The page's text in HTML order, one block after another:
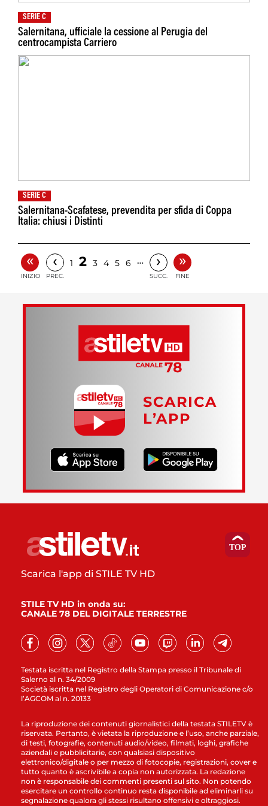
SERIE C
Salernitana, ufficiale la cessione al Perugia del
centrocampista Carriero
SERIE C
Salernitana-Scafatese, prevendita per sfida di Coppa
Italia: chiusi i Distinti
«
INIZIO
‹
PREC.
1 2 3 4 5 6 … ›
SUCC.
»
FINE
SCARICA
L’APP
Testata iscritta nel Registro della Stampa presso il Tribunale di
Salerno al n. 34/2009
Società iscritta nel Registro degli Operatori di Comunicazione c/o
l’AGCOM al n. 20133
Scarica l'app di STILE TV HD
STILE TV HD in onda su:
CANALE 78 DEL DIGITALE TERRESTRE
La riproduzione dei contenuti giornalistici della testata STILETV è
riservata. Pertanto, è vietata la riproduzione e l’uso, anche parziale,
di testi, fotografie, contenuti audio/video, filmati, loghi, grafiche
aziendali e pubblicitarie, con qualsiasi dispositivo
elettronico/digitale o per mezzo di fotocopie, registrazioni, cover e
tutto quanto è ascrivibile a copia non autorizzata. La redazione
non è responsabile dei commenti presenti sul sito. Non potendo
esercitare un controllo continuo resta disponibile ad eliminarli su
segnalazione qualora gli stessi risultano offensivi e oltraggiosi.